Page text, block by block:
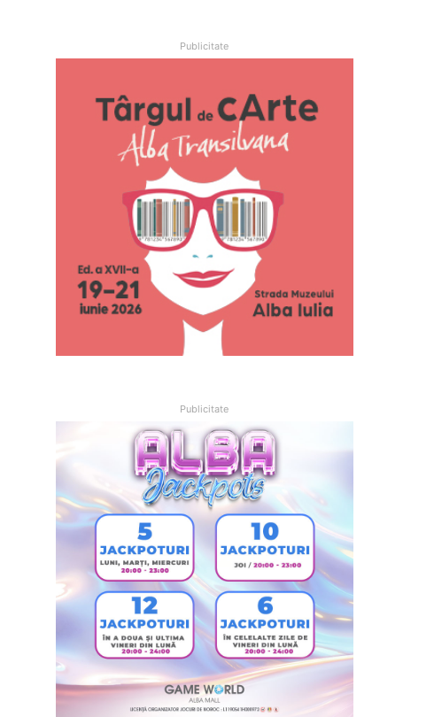
Publicitate
Publicitate